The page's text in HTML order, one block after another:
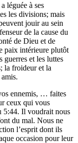
léguée à ses
les divisions; mais
jouir au sein
de la cause du
de Dieu et de
paix intérieure plutôt
guerres et les luttes
la froideur et la
ennemis, … faites
ceux qui vous
5:44. Il voudrait nous
du mal. Nous ne
l’esprit dont ils
occasion pour leur